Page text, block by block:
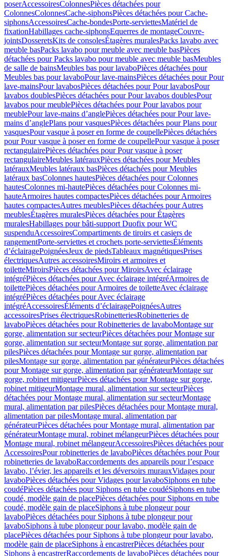
poserAccessoiresColonnesPièces détachées pour
ColonnesColonnesCache-siphonsPièces détachées pour Cache-
siphonsAccessoiresCache-bondesPorte-serviettesMatériel de
fixationHabillages cache-siphonsEquerres de montageCouvre-
jointsDosseretsKits de consolesÉtagères muralesPacks lavabo avec
meuble basPacks lavabo pour meuble avec meuble basPièces
détachées pour Packs lavabo pour meuble avec meuble basMeubles
de salle de bainsMeubles bas pour lavaboPièces détachées pour
Meubles bas pour lavaboPour lave-mainsPièces détachées pour Pour
lave-mainsPour lavabosPièces détachées pour Pour lavabosPour
lavabos doublesPièces détachées pour Pour lavabos doublesPour
lavabos pour meublePièces détachées pour Pour lavabos pour
meublePour lave-mains d’anglePièces détachées pour Pour lave-
mains d’anglePlans pour vasquesPièces détachées pour Plans pour
vasquesPour vasque à poser en forme de coupellePièces détachées
pour Pour vasque à poser en forme de coupellePour vasque à poser
rectangulairePièces détachées pour Pour vasque à poser
rectangulaireMeubles latérauxPièces détachées pour Meubles
latérauxMeubles latéraux basPièces détachées pour Meubles
latéraux basColonnes hautesPièces détachées pour Colonnes
hautesColonnes mi-hautePièces détachées pour Colonnes mi-
hauteArmoires hautes compactesPièces détachées pour Armoires
hautes compactesAutres meublesPièces détachées pour Autres
meublesÉtagères muralesPièces détachées pour Étagères
muralesHabillages pour bâti-support Duofix pour WC
suspenduAccessoiresCompartiments de tiroirs et casiers de
rangementPorte-serviettes et crochets porte-serviettesÉléments
d’éclairagePoignéesJeux de piedsTableaux magnétiquesPrises
électriquesAutres accessoiresMiroirs et armoires et
toiletteMiroirsPièces détachées pour MiroirsAvec éclairage
intégréPièces détachées pour Avec éclairage intégréArmoires de
toilettePièces détachées pour Armoires de toiletteAvec éclairage
intégréPièces détachées pour Avec éclairage
intégréAccessoiresÉléments d’éclairagePoignéesAutres
accessoiresPrises électriquesRobinetteriesRobinetteries de
lavaboPièces détachées pour Robinetteries de lavaboMontage sur
gorge, alimentation sur secteurPièces détachées pour Montage sur
gorge, alimentation sur secteurMontage sur gorge, alimentation par
pilesPièces détachées pour Montage sur gorge, alimentation par
pilesMontage sur gorge, alimentation par générateurPièces détachées
pour Montage sur gorge, alimentation par générateurMontage sur
gorge, robinet mitigeurPièces détachées pour Montage sur gorge,
robinet mitigeurMontage mural, alimentation sur secteurPièces
détachées pour Montage mural, alimentation sur secteurMontage
mural, alimentation par pilesPièces détachées pour Montage mural,
alimentation par pilesMontage mural, alimentation par
générateurPièces détachées pour Montage mural, alimentation par
générateurMontage mural, robinet mélangeurPièces détachées pour
Montage mural, robinet mélangeurAccessoiresPièces détachées pour
AccessoiresPour robinetteries de lavaboPièces détachées pour Pour
robinetteries de lavaboRaccordements des appareils pour l’espace
lavabo, l’évier, les appareils et les déversoirs murauxVidages pour
lavaboPièces détachées pour Vidages pour lavaboSiphons en tube
coudéPièces détachées pour Siphons en tube coudéSiphons en tube
coudé, modèle gain de placePièces détachées pour Siphons en tube
coudé, modèle gain de placeSiphons à tube plongeur pour
lavaboPièces détachées pour Siphons à tube plongeur pour
lavaboSiphons à tube plongeur pour lavabo, modèle gain de
placePièces détachées pour Siphons à tube plongeur pour lavabo,
modèle gain de placeSiphons à encastrerPièces détachées pour
Siphons à encastrerRaccordements de lavaboPièces détachées pour